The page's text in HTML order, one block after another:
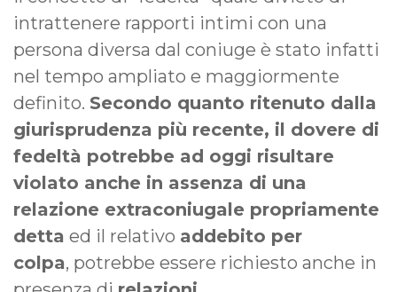
intrattenere rapporti intimi con una
persona diversa dal coniuge è stato infatti
nel tempo ampliato e maggiormente
definito. Secondo quanto ritenuto dalla
giurisprudenza più recente, il dovere di
fedeltà potrebbe ad oggi risultare
violato anche in assenza di una
relazione extraconiugale propriamente
detta ed il relativo addebito per
colpa, potrebbe essere richiesto anche in